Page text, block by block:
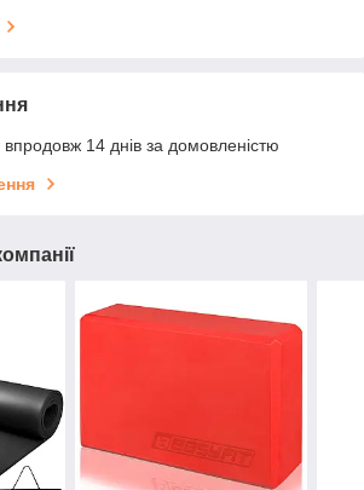
14 днів за домовленістю